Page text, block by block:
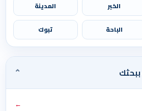
الخبر المدينة
الباحة تبوك
⌄
←